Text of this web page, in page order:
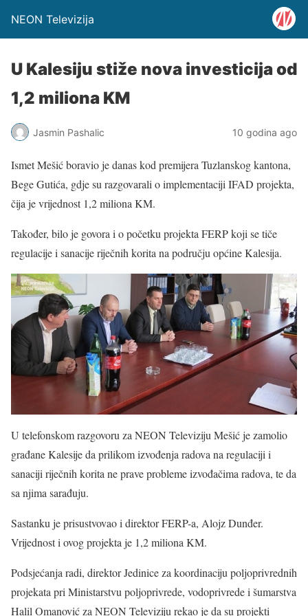
NEON Televizija
U Kalesiju stiže nova investicija od
1,2 miliona KM
Jasmin Pashalic 10 godina ago
Ismet Mešić boravio je danas kod premijera Tuzlanskog kantona,
Bege Gutića, gdje su razgovarali o implementaciji IFAD projekta,
čija je vrijednost 1,2 miliona KM.
Također, bilo je govora i o početku projekta FERP koji se tiče
regulacije i sanacije riječnih korita na području općine Kalesija.
U telefonskom razgovoru za NEON Televiziju Mešić je zamolio
građane Kalesije da prilikom izvođenja radova na regulaciji i
sanaciji riječnih korita ne prave probleme izvođačima radova, te da
sa njima sarađuju.
Sastanku je prisustvovao i direktor FERP-a, Alojz Dunđer.
Vrijednost i ovog projekta je 1,2 miliona KM.
Podsjećanja radi, direktor Jedinice za koordinaciju poljoprivrednih
projekata pri Ministarstvu poljoprivrede, vodoprivrede i šumarstva
Halil Omanović za NEON Televiziju rekao je da su projekti